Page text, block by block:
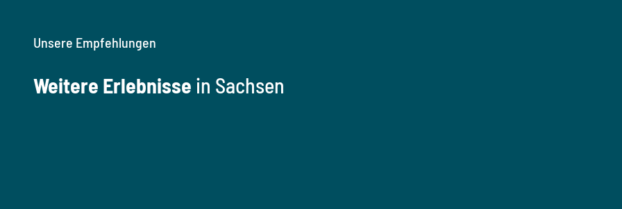
Unsere Empfehlungen
Weitere Erlebnisse in Sachsen